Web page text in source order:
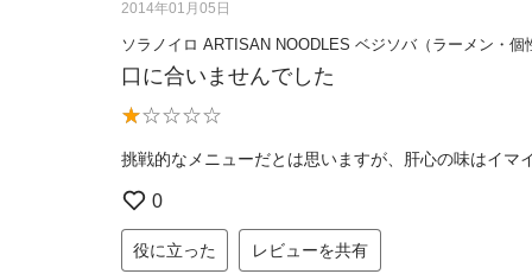
2014年01月05日
ソラノイロ ARTISAN NOODLES ベジソバ（ラーメン・個
口に合いませんでした
挑戦的なメニューだとは思いますが、肝心の味はイマ
0
役に立った レビューを共有